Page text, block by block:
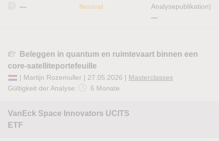
—
Neutral
Analysepublikation)
—
Beleggen in quantum en ruimtevaart binnen een
core-satelliteportefeuille
| Martijn Rozemuller | 27.05.2026 | Masterclasses
Gültigkeit der Analyse:
6 Monate
VanEck Space Innovators UCITS
ETF